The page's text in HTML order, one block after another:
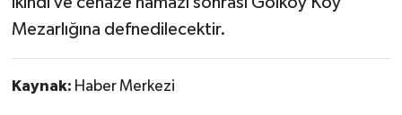
Mezarlığına defnedilecektir.
Kaynak: Haber Merkezi